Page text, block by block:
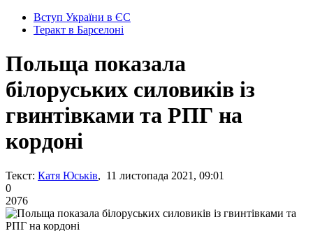
Вступ України в ЄС
Теракт в Барселоні
Польща показала
білоруських силовиків із
гвинтівками та РПГ на
кордоні
Текст: Катя Юськів, 11 листопада 2021, 09:01
0
2076